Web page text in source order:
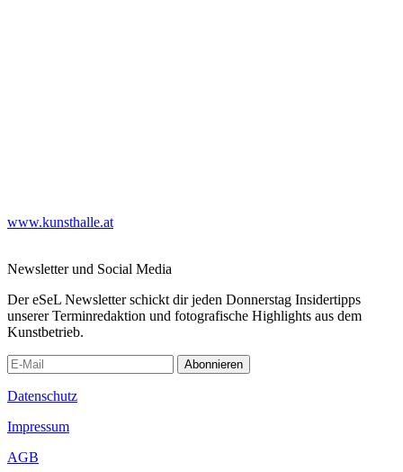
www.kunsthalle.at
Newsletter und Social Media
Der eSeL Newsletter schickt dir jeden Donnerstag Insidertipps
unserer Terminredaktion und fotografische Highlights aus dem
Kunstbetrieb.
Abonnieren
Datenschutz
Impressum
AGB